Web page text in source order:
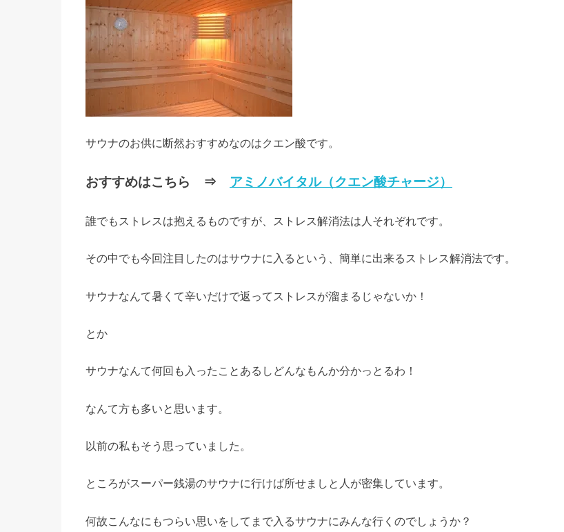
サウナのお供に断然おすすめなのはクエン酸です。
おすすめはこちら ⇒ アミノバイタル（クエン酸チャージ）
誰でもストレスは抱えるものですが、ストレス解消法は人それぞれです。
その中でも今回注目したのはサウナに入るという、簡単に出来るストレス解消法です。
サウナなんて暑くて辛いだけで返ってストレスが溜まるじゃないか！
とか
サウナなんて何回も入ったことあるしどんなもんか分かっとるわ！
なんて方も多いと思います。
以前の私もそう思っていました。
ところがスーパー銭湯のサウナに行けば所せましと人が密集しています。
何故こんなにもつらい思いをしてまで入るサウナにみんな行くのでしょうか？